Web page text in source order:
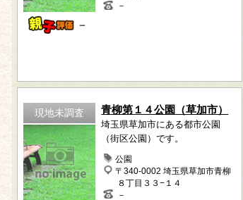
－
－
現地未調査 青柳第１４公園（草加市）
埼玉県草加市にある都市公園
（街区公園）です。
公園
〒340-0002 埼玉県草加市青柳
８丁目３３−１４
－